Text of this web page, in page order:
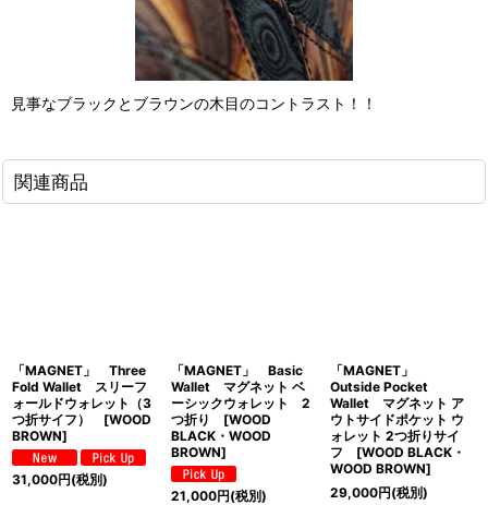
見事なブラックとブラウンの木目のコントラスト！！
関連商品
「MAGNET」 Three
Fold Wallet スリーフ
ォールドウォレット（3
つ折サイフ） [WOOD
BROWN]
31,000円(税別)
「MAGNET」 Basic
Wallet マグネット ベ
ーシックウォレット 2
つ折り [WOOD
BLACK・WOOD
BROWN]
21,000円(税別)
「MAGNET」
Outside Pocket
Wallet マグネット ア
ウトサイドポケット ウ
ォレット 2つ折りサイ
フ [WOOD BLACK・
WOOD BROWN]
29,000円(税別)